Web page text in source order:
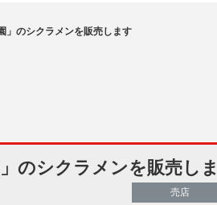
のシクラメンを販売します
のシクラメンを販売しま
売店